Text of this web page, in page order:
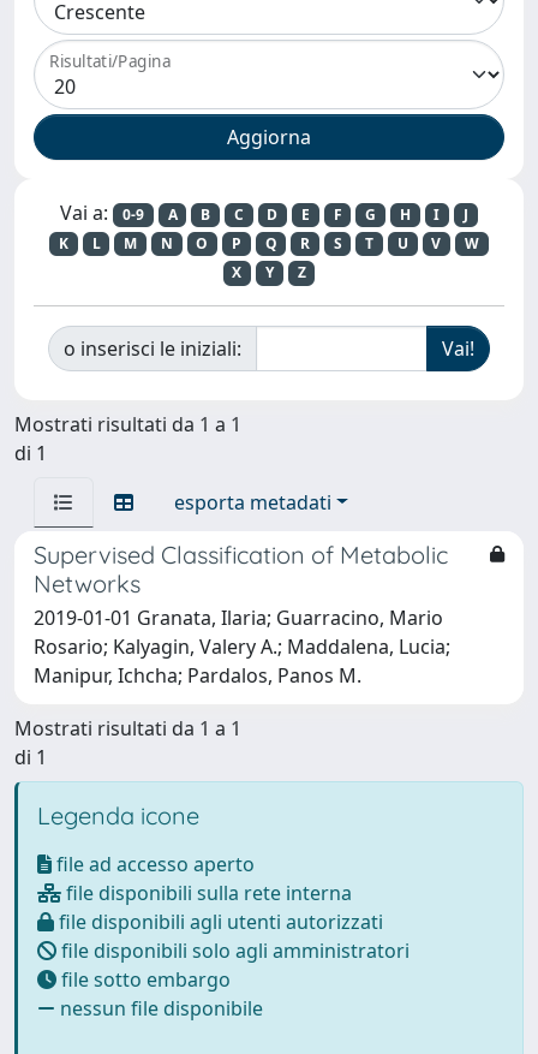
Risultati/Pagina
Vai a: 0-9 A B C D E F G H I
J
K
L M N O P Q R S T U V
W
X
Y Z
o inserisci le iniziali:
Mostrati risultati da 1 a 1
di 1
esporta metadati
Supervised Classification of Metabolic
Networks
2019-01-01 Granata, Ilaria; Guarracino, Mario
Rosario; Kalyagin, Valery A.; Maddalena, Lucia;
Manipur, Ichcha; Pardalos, Panos M.
Mostrati risultati da 1 a 1
di 1
Legenda icone
file ad accesso aperto
file disponibili sulla rete interna
file disponibili agli utenti autorizzati
file disponibili solo agli amministratori
file sotto embargo
nessun file disponibile